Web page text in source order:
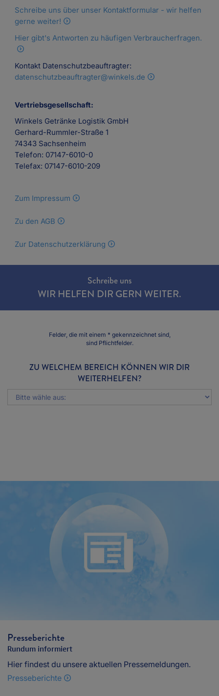
Schreibe uns über unser Kontaktformular - wir helfen
gerne weiter!
Hier gibt's Antworten zu häufigen Verbraucherfragen.
Kontakt Datenschutzbeauftragter:
datenschutzbeauftragter@winkels.de
Vertriebsgesellschaft:
Winkels Getränke Logistik GmbH
Gerhard-Rummler-Straße 1
74343 Sachsenheim
Telefon: 07147-6010-0
Telefax: 07147-6010-209
Zum Impressum
Zu den AGB
Zur Datenschutzerklärung
Schreibe uns
WIR HELFEN DIR GERN WEITER.
Felder, die mit einem * gekennzeichnet sind,
sind Pflichtfelder.
ZU WELCHEM BEREICH KÖNNEN WIR DIR
WEITERHELFEN?
Presseberichte
Rundum informiert
Hier findest du unsere aktuellen Pressemeldungen.
Presseberichte